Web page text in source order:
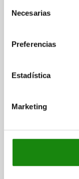
Necesarias
Preferencias
Estadística
Marketing